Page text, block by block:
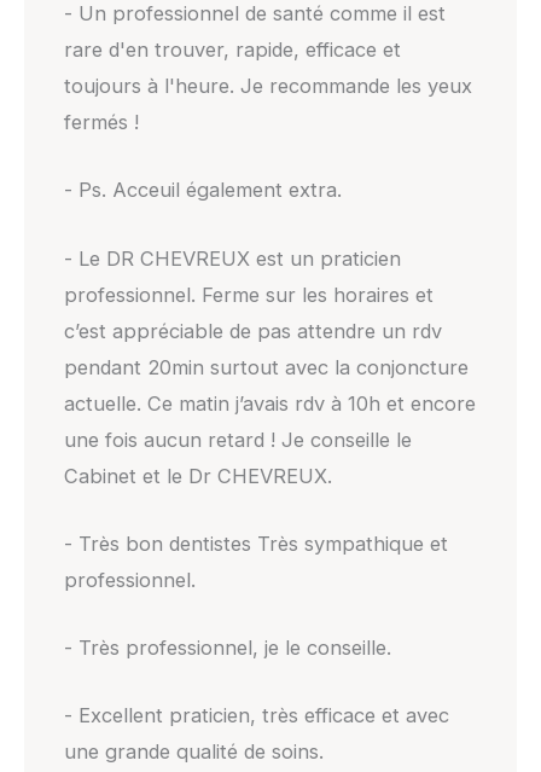
- Un professionnel de santé comme il est
rare d'en trouver, rapide, efficace et
toujours à l'heure. Je recommande les yeux
fermés !
- Ps. Acceuil également extra.
- Le DR CHEVREUX est un praticien
professionnel. Ferme sur les horaires et
c’est appréciable de pas attendre un rdv
pendant 20min surtout avec la conjoncture
actuelle. Ce matin j’avais rdv à 10h et encore
une fois aucun retard ! Je conseille le
Cabinet et le Dr CHEVREUX.
- Très bon dentistes Très sympathique et
professionnel.
- Très professionnel, je le conseille.
- Excellent praticien, très efficace et avec
une grande qualité de soins.